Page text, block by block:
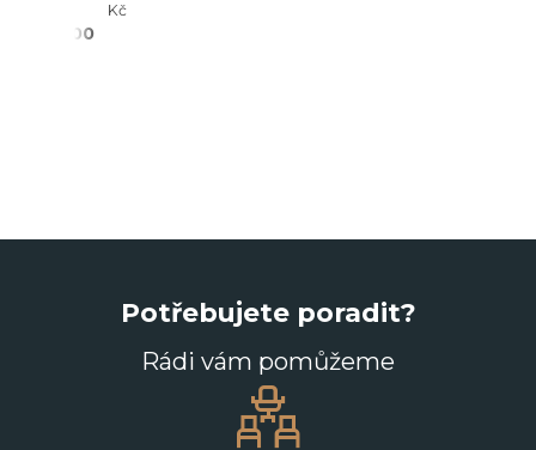
Kč
2 690,00
Potřebujete poradit?
Rádi vám pomůžeme